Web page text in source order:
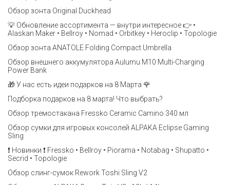
Обзор зонта Original Duckhead
💡 Обновление ассортимента — внутри интересное 👉 •
Alaskan Maker • Bellroy • Nomad • Orbitkey • Heroclip • Topologie
Обзор зонта ANATOLE Folding Compact Umbrella
Обзор внешнего аккумулятора Aulumu M10 Multi-Charging
Power Bank
🎁 У нас есть идеи подарков на 8 Марта 🌹
Подборка подарков на 8 марта! Что выбрать?
Обзор тремостакана Fressko Ceramic Camino 340 мл
Обзор сумки для игровых консолей ALPAKA Eclipse Gaming
Sling
❗️ Новинки ❗️ Fressko • Bellroy • Piorama • Notabag • Shupatto •
Secrid • Topologie
Обзор слинг-сумок Rework Toshi Sling V2